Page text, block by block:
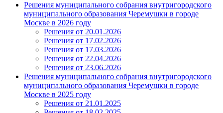
Решения муниципального собрания внутригородского
муниципального образования Черемушки в городе
Москве в 2026 году
Решения от 20.01.2026
Решения от 17.02.2026
Решения от 17.03.2026
Решения от 22.04.2026
Решения от 23.06.2026
Решения муниципального собрания внутригородского
муниципального образования Черемушки в городе
Москве в 2025 году
Решения от 21.01.2025